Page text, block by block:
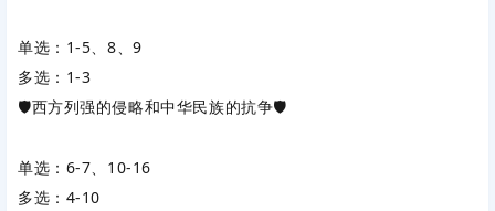
单选：1-5、8、9
多选：1-3
🛡️西方列强的侵略和中华民族的抗争🛡️
单选：6-7、10-16
多选：4-10